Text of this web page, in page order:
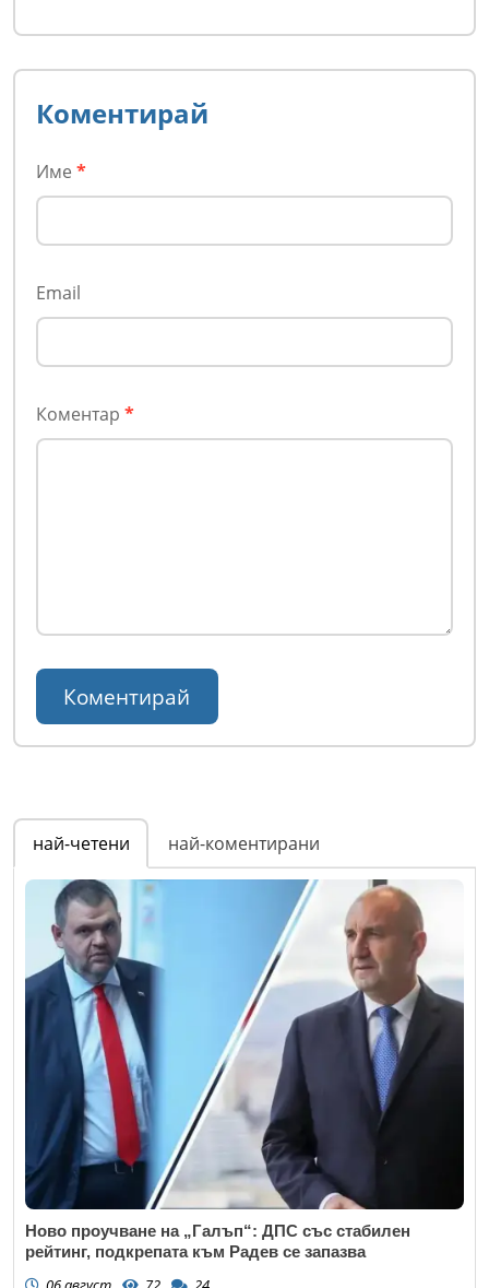
Коментирай
Име *
Email
Коментар *
най-четени най-коментирани
Ново проучване на „Галъп“: ДПС със стабилен
рейтинг, подкрепата към Радев се запазва